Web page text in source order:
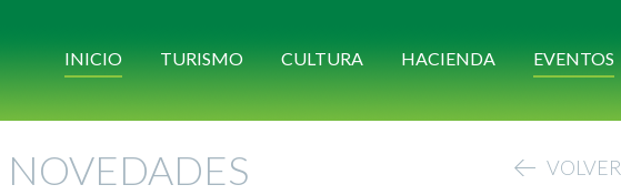
INICIO TURISMO CULTURA HACIENDA EVENTOS
VOLVER